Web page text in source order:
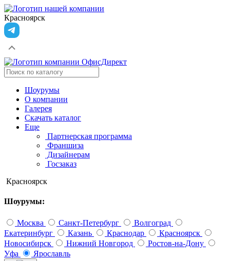
Красноярск
Шоурумы
О компании
Галерея
Скачать каталог
Еще
Партнерская программа
Франшиза
Дизайнерам
Госзаказ
Красноярск
Шоурумы:
Москва Санкт-Петербург
Волгоград
Екатеринбург
Казань Краснодар
Красноярск
Новосибирск
Нижний Новгород
Ростов-на-Дону
Уфа
Ярославль